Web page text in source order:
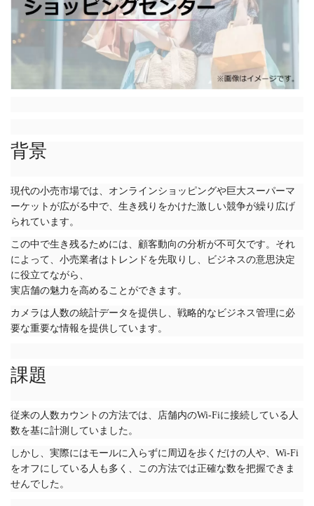
背景
現代の小売市場では、オンラインショッピングや巨大スーパーマ
ーケットが広がる中で、生き残りをかけた激しい競争が繰り広げ
られています。
この中で生き残るためには、顧客動向の分析が不可欠です。それ
によって、小売業者はトレンドを先取りし、ビジネスの意思決定
に役立てながら、
実店舗の魅力を高めることができます。
カメラは人数の統計データを提供し、戦略的なビジネス管理に必
要な重要な情報を提供しています。
課題
従来の人数カウントの方法では、店舗内のWi-Fiに接続している人
数を基に計測していました。
しかし、実際にはモールに入らずに周辺を歩くだけの人や、Wi-Fi
をオフにしている人も多く、この方法では正確な数を把握できま
せんでした。